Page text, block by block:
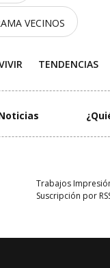
VECINOS
TENDENCIAS
Trabajos
Suscripción por